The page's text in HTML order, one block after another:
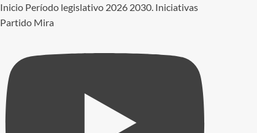
Inicio Período legislativo 2026 2030. Iniciativas
Partido Mira